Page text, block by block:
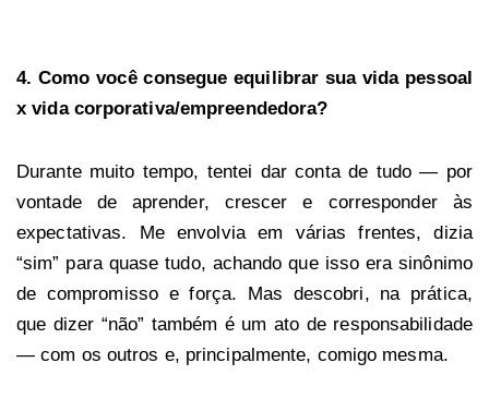
4. Como você consegue equilibrar sua vida pessoal
x vida corporativa/empreendedora?
Durante muito tempo, tentei dar conta de tudo — por
vontade de aprender, crescer e corresponder às
expectativas. Me envolvia em várias frentes, dizia
“sim” para quase tudo, achando que isso era sinônimo
de compromisso e força. Mas descobri, na prática,
que dizer “não” também é um ato de responsabilidade
— com os outros e, principalmente, comigo mesma.